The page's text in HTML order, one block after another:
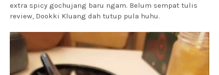
extra spicy gochujang baru ngam. Belum sempat tulis
review, Dookki Kluang dah tutup pula huhu.